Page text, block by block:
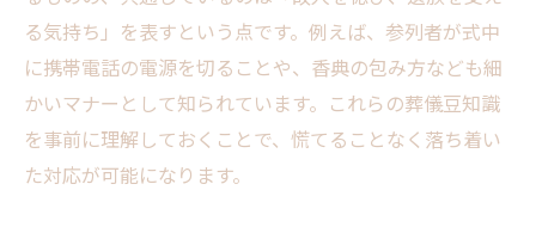
家族葬にも応用できる流れと豆知識
親族が実践すべき葬式やることリスト
通夜や告別式の違いを豆知識で把握しよう
葬儀豆知識で通夜と告別式の違い解説
親族が迷わない葬儀流れ豆知識の理解
る気持ち」を表すという点です。例えば、参列者が式中
に携帯電話の電源を切ることや、香典の包み方なども細
かいマナーとして知られています。これらの葬儀豆知識
を事前に理解しておくことで、慌てることなく落ち着い
た対応が可能になります。